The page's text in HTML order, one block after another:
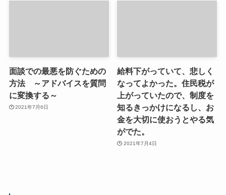
面談での最悪を防ぐための
方法 ～アドバイスを質問
に変換する～
2021年7月6日
給料下がっていて、悲しく
なってよかった。住民税が
上がっていたので、制度を
知るきっかけになるし、お
金を大切に使おうとやる気
がでた。
2021年7月4日